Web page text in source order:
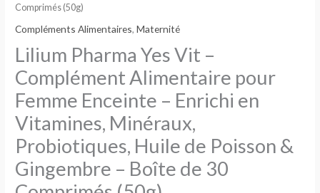
Comprimés (50g)
Compléments Alimentaires,Maternité
Lilium Pharma Yes Vit –
Complément Alimentaire pour
Femme Enceinte – Enrichi en
Vitamines, Minéraux,
Probiotiques, Huile de Poisson &
Gingembre – Boîte de 30
Complément
Alimentaire
pour
Femme
Enceinte
–
Enrichi
en
Vitamines,
Minéraux,
Probiotiques,